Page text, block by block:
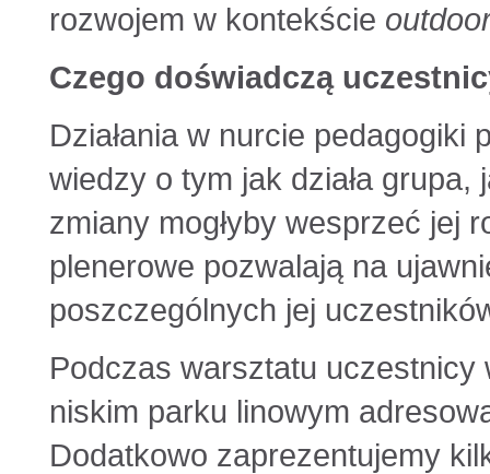
rozwojem w kontekście
Czego doświadczą
Działania w nurcie
wiedzy o tym jak działa
zmiany mogłyby wesprzeć jej
plenerowe pozwalają na
poszczególnych jej
Podczas warsztatu uczestnicy
niskim parku linowym
Dodatkowo zaprezentujemy